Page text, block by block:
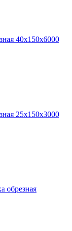
40х150х6000
25х150х3000
обрезная